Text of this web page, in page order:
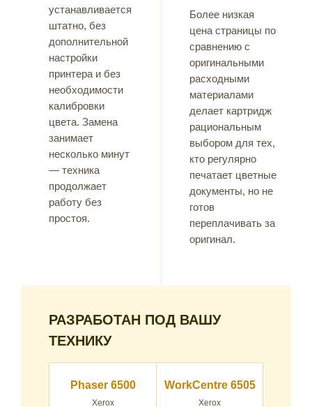
устанавливается
штатно, без
дополнительной
настройки
принтера и без
необходимости
калибровки
цвета. Замена
занимает
несколько минут
— техника
продолжает
работу без
простоя.
Более низкая
цена страницы по
сравнению с
оригинальными
расходными
материалами
делает картридж
рациональным
выбором для тех,
кто регулярно
печатает цветные
документы, но не
готов
переплачивать за
оригинал.
РАЗРАБОТАН ПОД ВАШУ
ТЕХНИКУ
Phaser 6500
Xerox
WorkCentre 6505
Xerox